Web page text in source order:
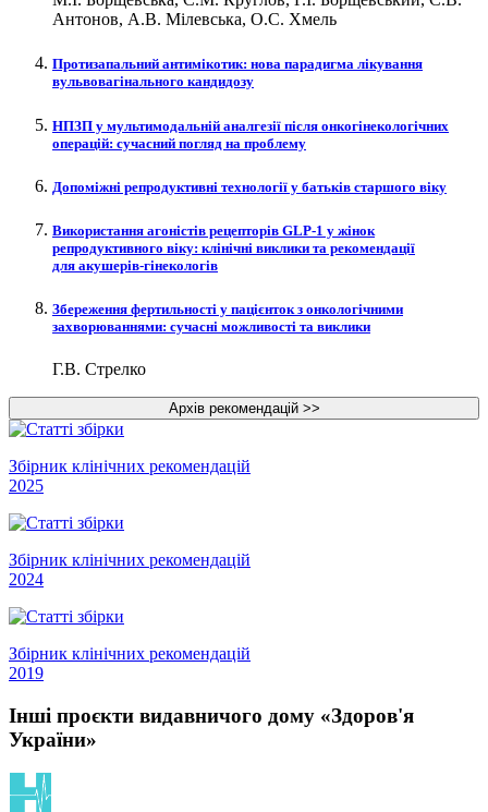
Антонов, А.В. Мілевська, О.С. Хмель
Протизапальний антимікотик: нова парадигма лікування
вульвовагінального кандидозу
НПЗП у мультимодальній аналгезії після онкогінекологічних
операцій: сучасний погляд на проблему
Допоміжні репродуктивні технології у батьків старшого віку
Використання агоністів рецепторів GLP‑1 у жінок
репродуктивного віку: клінічні виклики та рекомендації
для акушерів-гінекологів
Збереження фертильності у пацієнток з онкологічними
захворюваннями: сучасні можливості та виклики
Г.В. Стрелко
Збірник клінічних рекомендацій
2025
Збірник клінічних рекомендацій
2024
Збірник клінічних рекомендацій
2019
Інші проєкти видавничого дому «Здоров'я
України»